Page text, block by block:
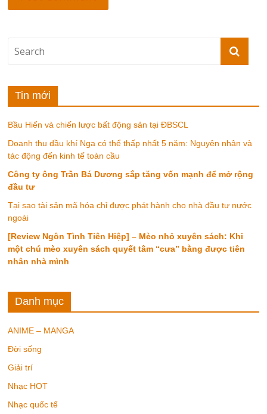
Tin mới
Bầu Hiển và chiến lược bất động sản tại ĐBSCL
Doanh thu dầu khí Nga có thể thấp nhất 5 năm: Nguyên nhân và
tác động đến kinh tế toàn cầu
Công ty ông Trần Bá Dương sắp tăng vốn mạnh để mở rộng
đầu tư
Tại sao tài sản mã hóa chỉ được phát hành cho nhà đầu tư nước
ngoài
[Review Ngôn Tình Tiên Hiệp] – Mèo nhỏ xuyên sách: Khi
một chú mèo xuyên sách quyết tâm “cưa” bằng được tiên
nhân nhà mình
Danh mục
ANIME – MANGA
Đời sống
Giải trí
Nhạc HOT
Nhạc quốc tế